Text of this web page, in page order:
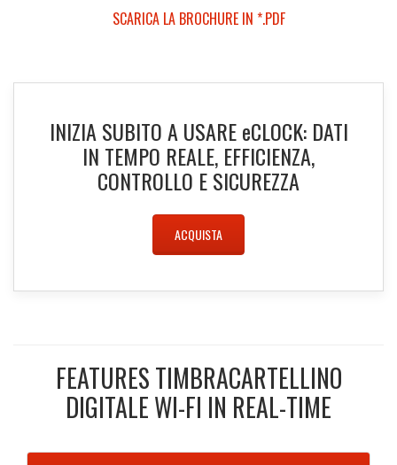
SCARICA LA BROCHURE IN *.PDF
INIZIA SUBITO A USAREeCLOCK: DATI
IN TEMPO REALE, EFFICIENZA,
CONTROLLO E SICUREZZA
ACQUISTA
FEATURES TIMBRACARTELLINO
DIGITALE WI-FI IN REAL-TIME